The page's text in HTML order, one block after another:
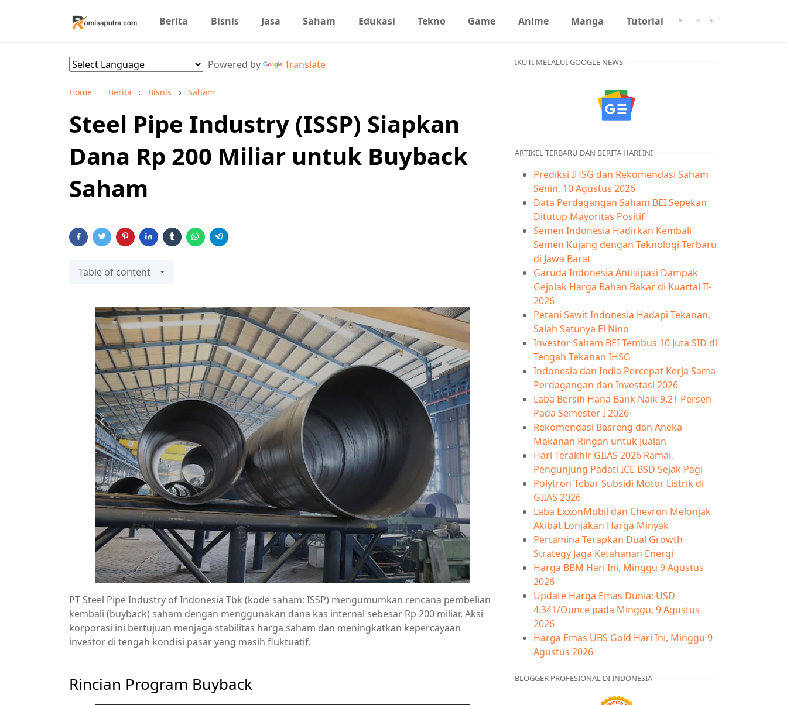
Berita Bisnis Jasa Saham Edukasi Tekno Game Anime Manga Tutorial
Powered by Translate
Home Berita Bisnis Saham
Steel Pipe Industry (ISSP) Siapkan
Dana Rp 200 Miliar untuk Buyback
Saham
Table of content
PT Steel Pipe Industry of Indonesia Tbk (kode saham: ISSP) mengumumkan rencana pembelian
kembali (buyback) saham dengan menggunakan dana kas internal sebesar Rp 200 miliar. Aksi
korporasi ini bertujuan menjaga stabilitas harga saham dan meningkatkan kepercayaan
investor di tengah kondisi pasar yang masih fluktuatif.
Rincian Program Buyback
IKUTI MELALUI GOOGLE NEWS
ARTIKEL TERBARU DAN BERITA HARI INI
Prediksi IHSG dan Rekomendasi Saham
Senin, 10 Agustus 2026
Data Perdagangan Saham BEI Sepekan
Ditutup Mayoritas Positif
Semen Indonesia Hadirkan Kembali
Semen Kujang dengan Teknologi Terbaru
di Jawa Barat
Garuda Indonesia Antisipasi Dampak
Gejolak Harga Bahan Bakar di Kuartal II-
2026
Petani Sawit Indonesia Hadapi Tekanan,
Salah Satunya El Nino
Investor Saham BEI Tembus 10 Juta SID di
Tengah Tekanan IHSG
Indonesia dan India Percepat Kerja Sama
Perdagangan dan Investasi 2026
Laba Bersih Hana Bank Naik 9,21 Persen
Pada Semester I 2026
Rekomendasi Basreng dan Aneka
Makanan Ringan untuk Jualan
Hari Terakhir GIIAS 2026 Ramai,
Pengunjung Padati ICE BSD Sejak Pagi
Polytron Tebar Subsidi Motor Listrik di
GIIAS 2026
Laba ExxonMobil dan Chevron Melonjak
Akibat Lonjakan Harga Minyak
Pertamina Terapkan Dual Growth
Strategy Jaga Ketahanan Energi
Harga BBM Hari Ini, Minggu 9 Agustus
2026
Update Harga Emas Dunia: USD
4.341/Ounce pada Minggu, 9 Agustus
2026
Harga Emas UBS Gold Hari Ini, Minggu 9
Agustus 2026
BLOGGER PROFESIONAL DI INDONESIA